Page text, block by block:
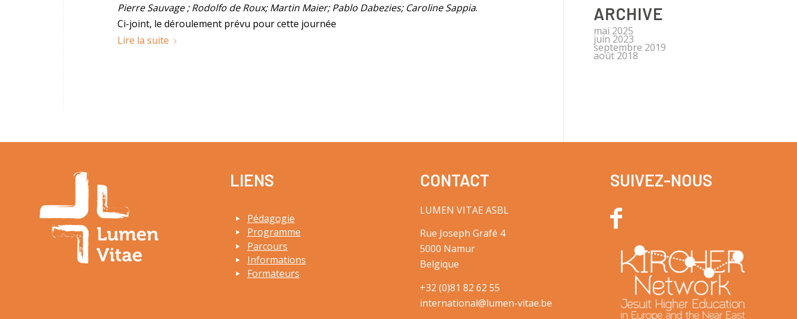
Pierre Sauvage ; Rodolfo de Roux; Martin Maier; Pablo Dabezies; Caroline Sappia.
Ci-joint, le déroulement prévu pour cette journée
Lire la suite
ARCHIVE
mai 2025
juin 2023
septembre 2019
août 2018
LIENS
Pédagogie
Programme
Parcours
Informations
Formateurs
CONTACT
LUMEN VITAE ASBL
Rue Joseph Grafé 4
5000 Namur
Belgique
+32 (0)81 82 62 55
international@lumen-vitae.be
SUIVEZ-NOUS